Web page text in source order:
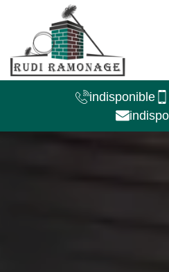
indisponible